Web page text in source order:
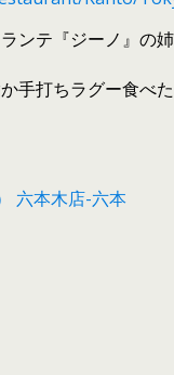
ンテ『ジーノ』の姉
手打ちラグー食べた
六本木店-六本